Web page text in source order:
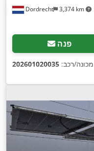
Dordrecht 3,374 km
פנה
רכב: 202601020035